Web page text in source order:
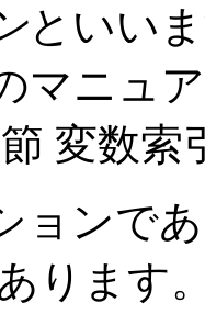
といい
マニュ
節 変数
ョンで
ります